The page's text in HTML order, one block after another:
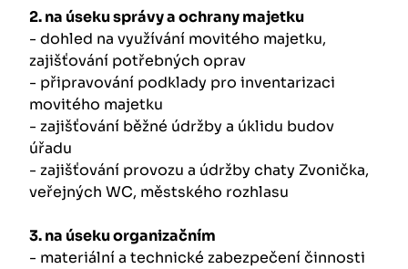
2. na úseku správy a ochrany majetku
- dohled na využívání movitého majetku,
zajišťování potřebných oprav
- připravování podklady pro inventarizaci
movitého majetku
- zajišťování běžné údržby a úklidu budov
úřadu
- zajišťování provozu a údržby chaty Zvonička,
veřejných WC, městského rozhlasu
3. na úseku organizačním
- materiální a technické zabezpečení činnosti